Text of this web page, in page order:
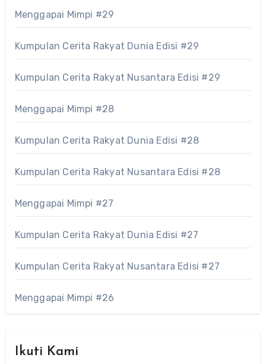
Menggapai Mimpi #29
Kumpulan Cerita Rakyat Dunia Edisi #29
Kumpulan Cerita Rakyat Nusantara Edisi #29
Menggapai Mimpi #28
Kumpulan Cerita Rakyat Dunia Edisi #28
Kumpulan Cerita Rakyat Nusantara Edisi #28
Menggapai Mimpi #27
Kumpulan Cerita Rakyat Dunia Edisi #27
Kumpulan Cerita Rakyat Nusantara Edisi #27
Menggapai Mimpi #26
Ikuti Kami